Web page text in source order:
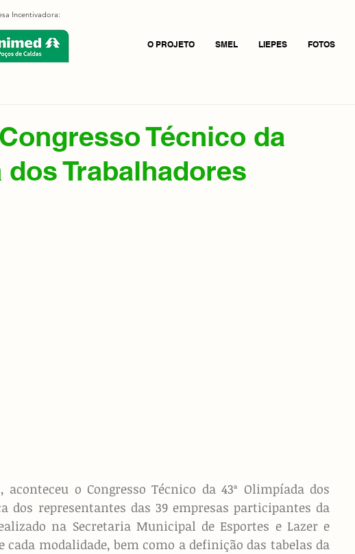
Incentivadora:
O PROJETO SMEL LIEPES FOTOS
Técnico da
dos Trabalhadores
o Congresso Técnico da 43ª Olimpíada dos
dos representantes das 39 empresas participantes da
na Secretaria Municipal de Esportes e Lazer e
cada modalidade, bem como a definição das tabelas da